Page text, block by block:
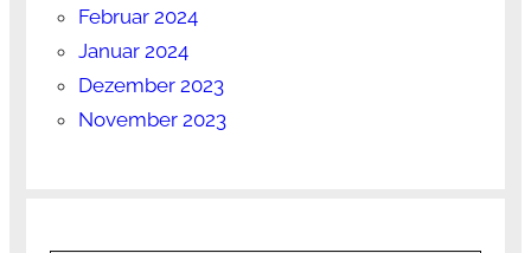
Februar 2024
Januar 2024
Dezember 2023
November 2023